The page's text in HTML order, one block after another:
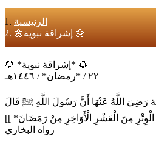
الرئيسية
🌼إشراقة نبوية 🌼
🌻 *إشراقة نبوية* 🌻
٢٢ / *رمضان* / ١٤٤٦هـ
[[ *تَحَرَّوْا لَيْلَةَ الْقَدْرِ فِي الْوِتْرِ مِنَ الْعَشْرِ الْأَوَاخِرِ مِنْ رَمَضَانَ* ]].
رواه البخاري